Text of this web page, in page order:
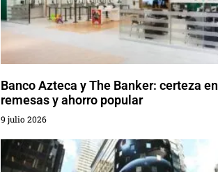
Banco Azteca y The Banker: certeza en
remesas y ahorro popular
9 julio 2026